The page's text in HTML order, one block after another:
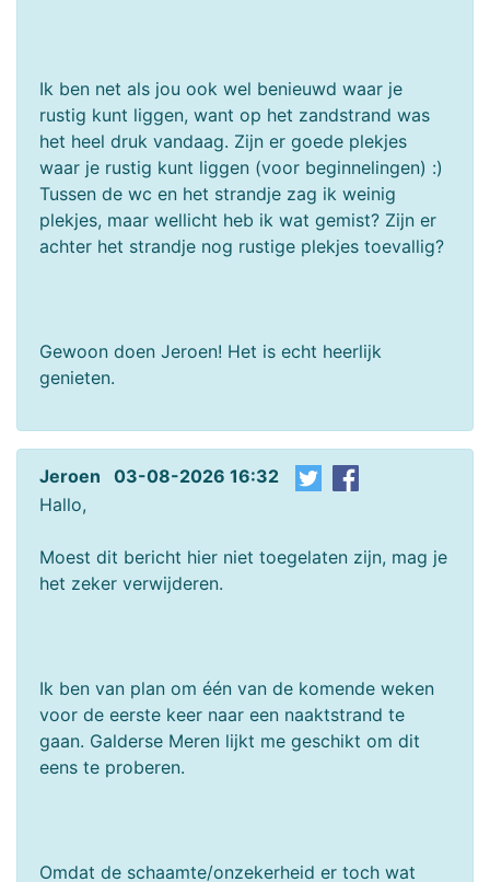
Ik ben net als jou ook wel benieuwd waar je
rustig kunt liggen, want op het zandstrand was
het heel druk vandaag. Zijn er goede plekjes
waar je rustig kunt liggen (voor beginnelingen) :)
Tussen de wc en het strandje zag ik weinig
plekjes, maar wellicht heb ik wat gemist? Zijn er
achter het strandje nog rustige plekjes toevallig?
Gewoon doen Jeroen! Het is echt heerlijk
genieten.
Jeroen 03-08-2026 16:32
Hallo,
Moest dit bericht hier niet toegelaten zijn, mag je
het zeker verwijderen.
Ik ben van plan om één van de komende weken
voor de eerste keer naar een naaktstrand te
gaan. Galderse Meren lijkt me geschikt om dit
eens te proberen.
Omdat de schaamte/onzekerheid er toch wat